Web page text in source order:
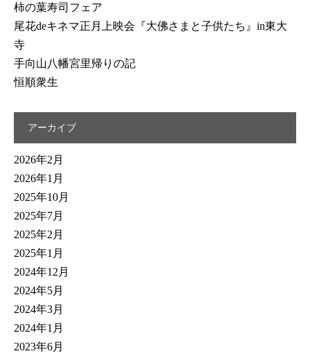
柿の葉寿司フェア
尾花deキネマ正月上映会『大佛さまと子供たち』in東大
寺
手向山八幡宮里帰りの記
恒順衆生
アーカイブ
2026年2月
2026年1月
2025年10月
2025年7月
2025年2月
2025年1月
2024年12月
2024年5月
2024年3月
2024年1月
2023年6月